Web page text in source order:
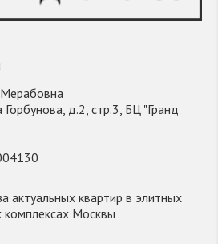
д.2, стр.3, БЦ "Гранд
актуальных квартир в элитных
Москвы